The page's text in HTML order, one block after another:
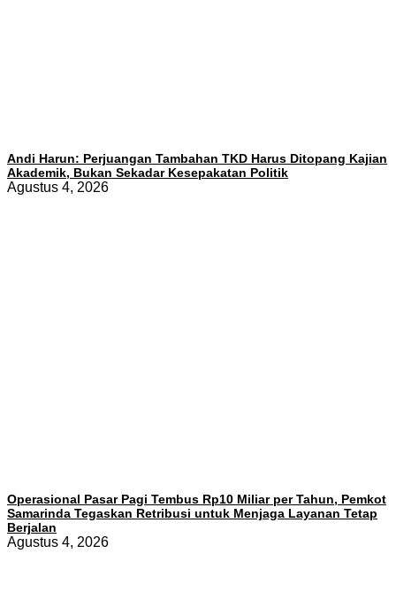
Andi Harun: Perjuangan Tambahan TKD Harus Ditopang Kajian
Akademik, Bukan Sekadar Kesepakatan Politik
Agustus 4, 2026
Operasional Pasar Pagi Tembus Rp10 Miliar per Tahun, Pemkot
Samarinda Tegaskan Retribusi untuk Menjaga Layanan Tetap
Berjalan
Agustus 4, 2026